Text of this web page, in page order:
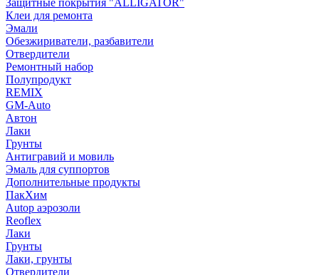
Защитные покрытия "ALLIGATOR"
Клеи для ремонта
Эмали
Обезжириватели, разбавители
Отвердители
Ремонтный набор
Полупродукт
REMIX
GM-Auto
Автон
Лаки
Грунты
Антигравий и мовиль
Эмаль для суппортов
Дополнительные продукты
ПакХим
Autop аэрозоли
Reoflex
Лаки
Грунты
Лаки, грунты
Отвердители